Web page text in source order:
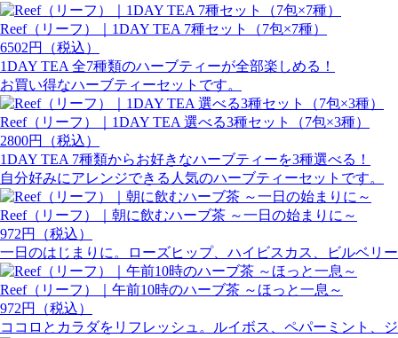
Reef（リーフ）｜1DAY TEA 7種セット（7包×7種）
6502円（税込）
1DAY TEA 全7種類のハーブティーが全部楽しめる！
お買い得なハーブティーセットです。
Reef（リーフ）｜1DAY TEA 選べる3種セット（7包×3種）
2800円（税込）
1DAY TEA 7種類からお好きなハーブティーを3種選べる！
自分好みにアレンジできる人気のハーブティーセットです。
Reef（リーフ）｜朝に飲むハーブ茶 ～一日の始まりに～
972円（税込）
一日のはじまりに。ローズヒップ、ハイビスカス、ビルベリ
Reef（リーフ）｜午前10時のハーブ茶 ～ほっと一息～
972円（税込）
ココロとカラダをリフレッシュ。ルイボス、ペパーミント、